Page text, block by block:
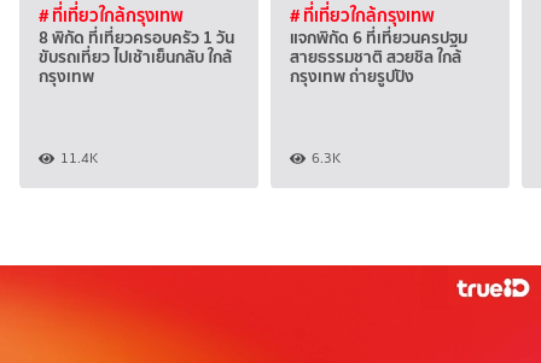
# ที่เที่ยวใกล้กรุงเทพ
8 พิกัด ที่เที่ยวครอบครัว 1 วัน
ขับรถเที่ยว ไปเช้าเย็นกลับ ใกล้
กรุงเทพ
11.4K
# ที่เที่ยวใกล้กรุงเทพ
แจกพิกัด 6 ที่เที่ยวนครปฐม
สายธรรมชาติ สวยชิล ใกล้
กรุงเทพ ถ่ายรูปปัง
6.3K